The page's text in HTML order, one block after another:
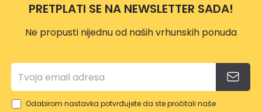
PRETPLATI SE NA NEWSLETTER SADA!
Ne propusti nijednu od naših vrhunskih ponuda
Odabirom nastavka potvrđujete da ste pročitali naše